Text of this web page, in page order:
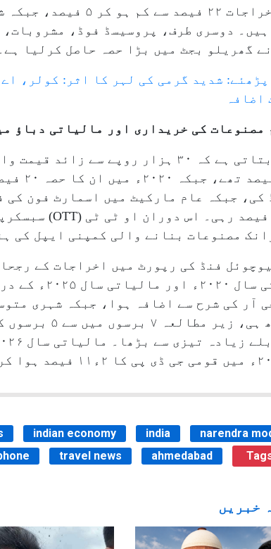
ہیں۔ دوسری طرف، پروسیسڈ فوڈ،
گھریلو بجٹ میں بڑا حصہ حاصل کرلیا ہے۔
اضافہ
مصنوعات کی خریداری اور مالیاتی دباؤ
مصنوعات بنانے والی کمپنی ایپل کی ہندوستان سے
فنڈ کی رپورٹ میں اخراجات کے
کے ساتھ
indian economy india
narendra
travel news ahmedabad
خبریں